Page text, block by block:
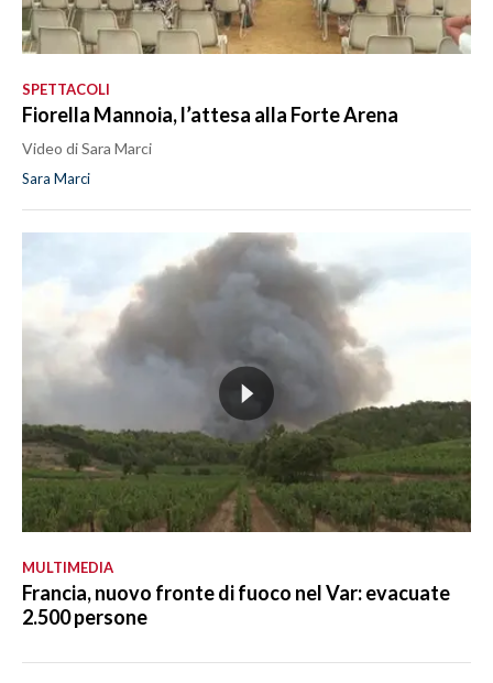
SPETTACOLI
Fiorella Mannoia, l’attesa alla Forte Arena
Video di Sara Marci
Sara Marci
MULTIMEDIA
Francia, nuovo fronte di fuoco nel Var: evacuate
2.500 persone